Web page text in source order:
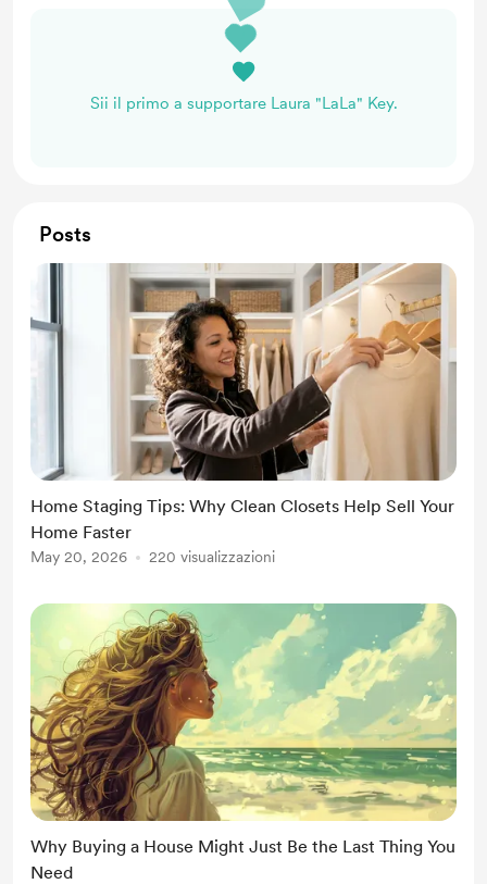
Sii il primo a supportare Laura "LaLa" Key.
Posts
Home Staging Tips: Why Clean Closets Help Sell Your
Home Faster
May 20, 2026 220 visualizzazioni
Why Buying a House Might Just Be the Last Thing You
Need